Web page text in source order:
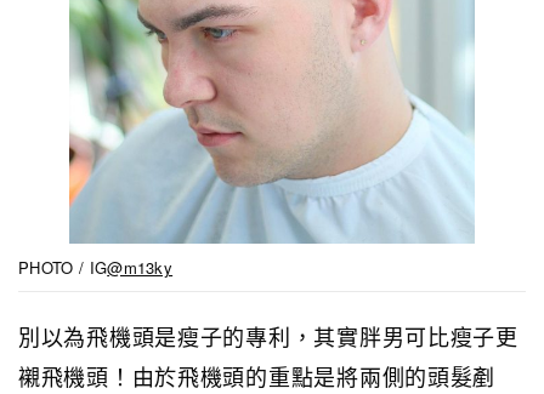
PHOTO / IG@m13ky
別以為飛機頭是瘦子的專利，其實胖男可比瘦子更
襯飛機頭！由於飛機頭的重點是將兩側的頭髮剷